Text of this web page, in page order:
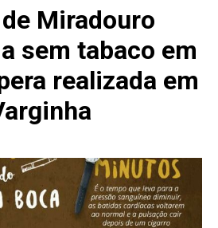
Miradouro
sem tabaco em
realizada em